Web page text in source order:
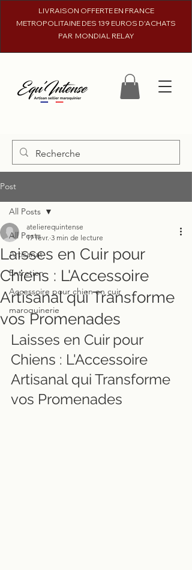
LIVRAISON OFFERTE EN FRANCE
METROPOLITAINE DES 139 EUROS D'ACHATS
PAR MONDIAL RELAY
Post
All Posts
Artisanat
Entretien
Accessoire pour chien en cuir
maroquinerie
All Posts
Laisses en Cuir pour
Chiens : L'Accessoire
Artisanal qui Transforme
vos Promenades
atelierequintense
17 févr. 3 min de lecture
Laisses en Cuir pour
Chiens : L'Accessoire
Artisanal qui Transforme
vos Promenades